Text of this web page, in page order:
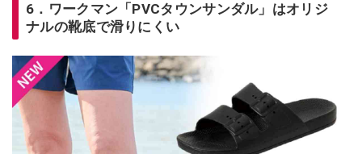
6．ワークマン「PVCタウンサンダル」はオリジ
ナルの靴底で滑りにくい